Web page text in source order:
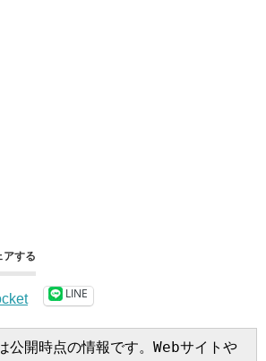
アする
LINE
公開時点の情報です。Webサイトや